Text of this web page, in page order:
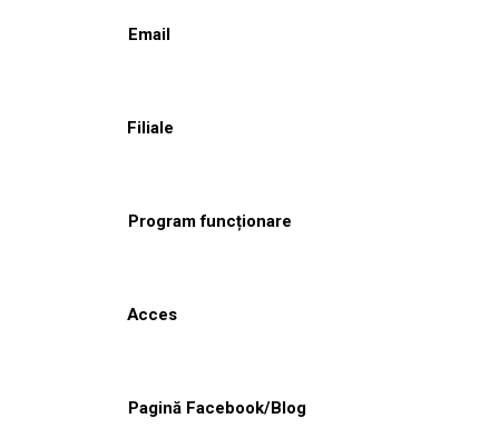
Email
Filiale
Program funcționare
Acces
Pagină Facebook/Blog